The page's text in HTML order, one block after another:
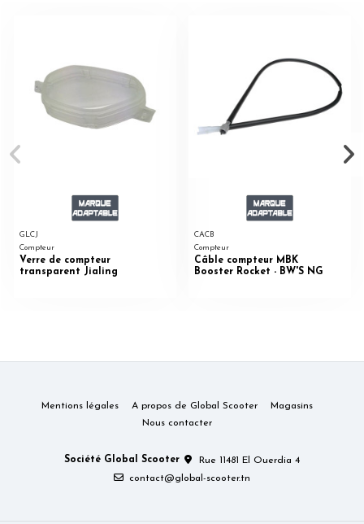
GLCJ
Compteur
Verre de compteur
transparent Jialing
CACB
Compteur
Câble compteur MBK
Booster Rocket - BW'S NG
Mentions légales A propos de Global Scooter
Magasins
Nous contacter
Société Global Scooter
Rue 11481 El Ouerdia 4
contact@global-scooter.tn